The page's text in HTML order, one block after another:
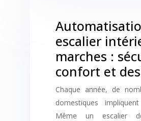
escalier
marches :
confort et
Chaque année, de
domestiques
Même un escalier